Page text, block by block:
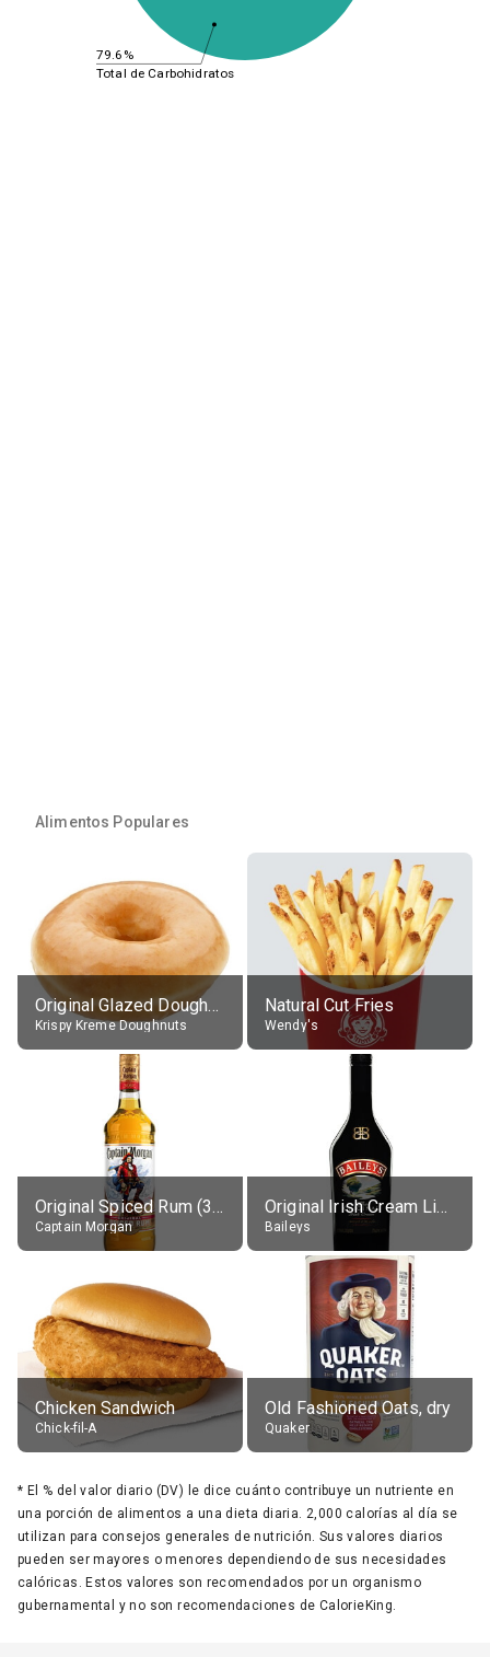
79.6%
Total de Carbohidratos
Alimentos Populares
Original Glazed Doughnut
Krispy Kreme Doughnuts
Natural Cut Fries
Wendy's
Original Spiced Rum (35% alc.)
Captain Morgan
Original Irish Cream Liqueur (17% alc.)
Baileys
Chicken Sandwich
Chick-fil-A
Old Fashioned Oats, dry
Quaker
* El % del valor diario (DV) le dice cuánto contribuye un nutriente en
una porción de alimentos a una dieta diaria. 2,000 calorías al día se
utilizan para consejos generales de nutrición. Sus valores diarios
pueden ser mayores o menores dependiendo de sus necesidades
calóricas. Estos valores son recomendados por un organismo
gubernamental y no son recomendaciones de CalorieKing.